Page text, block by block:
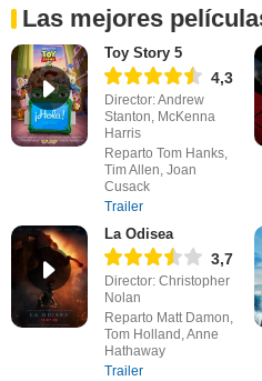
Las mejores
Toy Story 5
4,3
Director: Andrew
Stanton, McKenna
Harris
Reparto Tom Hanks,
Tim Allen, Joan
Cusack
Trailer
La Odisea
3,7
Director: Christopher
Nolan
Reparto Matt Damon,
Tom Holland, Anne
Hathaway
Trailer